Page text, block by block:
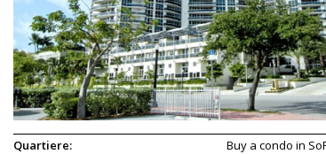
Quartiere:
Buy a condo in